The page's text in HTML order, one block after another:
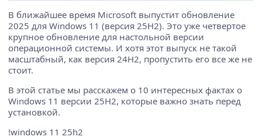
В ближайшее время Microsoft выпустит обновление
2025 для Windows 11 (версия 25H2). Это уже четвертое
крупное обновление для настольной версии
операционной системы. И хотя этот выпуск не такой
масштабный, как версия 24H2, пропустить его все же не
стоит.
В этой статье мы расскажем о 10 интересных фактах о
Windows 11 версии 25H2, которые важно знать перед
установкой.
!windows 11 25h2